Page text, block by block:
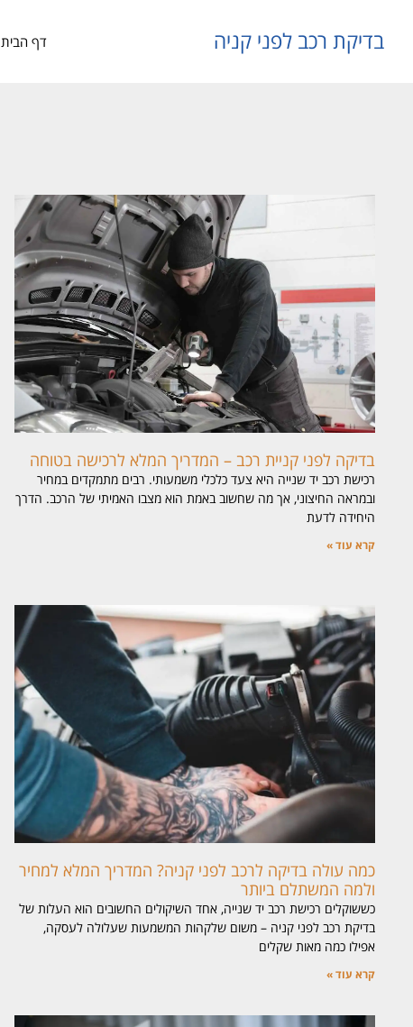
בדיקת רכב לפני קניה דף הבית
בדיקה לפני קניית רכב – המדריך המלא לרכישה בטוחה
רכישת רכב יד שנייה היא צעד כלכלי משמעותי. רבים מתמקדים במחיר
ובמראה החיצוני, אך מה שחשוב באמת הוא מצבו האמיתי של הרכב. הדרך
היחידה לדעת
קרא עוד »
כמה עולה בדיקה לרכב לפני קניה? המדריך המלא למחיר
ולמה המשתלם ביותר
כששוקלים רכישת רכב יד שנייה, אחד השיקולים החשובים הוא העלות של
בדיקת רכב לפני קניה – משום שלקהות המשמעות שעלולה לעסקה,
אפילו כמה מאות שקלים
קרא עוד »